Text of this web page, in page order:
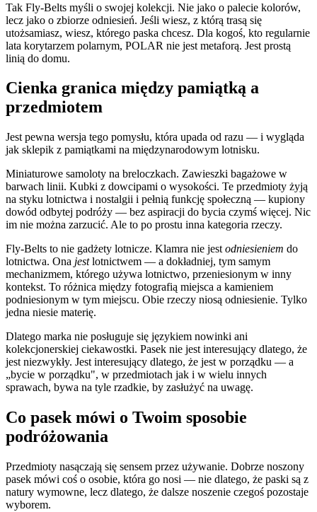
Tak Fly-Belts myśli o swojej kolekcji. Nie jako o palecie kolorów,
lecz jako o zbiorze odniesień. Jeśli wiesz, z którą trasą się
utożsamiasz, wiesz, którego paska chcesz. Dla kogoś, kto regularnie
lata korytarzem polarnym, POLAR nie jest metaforą. Jest prostą
linią do domu.
Cienka granica między pamiątką a
przedmiotem
Jest pewna wersja tego pomysłu, która upada od razu — i wygląda
jak sklepik z pamiątkami na międzynarodowym lotnisku.
Miniaturowe samoloty na breloczkach. Zawieszki bagażowe w
barwach linii. Kubki z dowcipami o wysokości. Te przedmioty żyją
na styku lotnictwa i nostalgii i pełnią funkcję społeczną — kupiony
dowód odbytej podróży — bez aspiracji do bycia czymś więcej. Nic
im nie można zarzucić. Ale to po prostu inna kategoria rzeczy.
Fly-Belts to nie gadżety lotnicze. Klamra nie jest odniesieniem do
lotnictwa. Ona jestlotnictwem — a dokładniej, tym samym
mechanizmem, którego używa lotnictwo, przeniesionym w inny
kontekst. To różnica między fotografią miejsca a kamieniem
podniesionym w tym miejscu. Obie rzeczy niosą odniesienie. Tylko
jedna niesie materię.
Dlatego marka nie posługuje się językiem nowinki ani
kolekcjonerskiej ciekawostki. Pasek nie jest interesujący dlatego, że
jest niezwykły. Jest interesujący dlatego, że jest w porządku — a
„bycie w porządku", w przedmiotach jak i w wielu innych
sprawach, bywa na tyle rzadkie, by zasłużyć na uwagę.
Co pasek mówi o Twoim sposobie
podróżowania
Przedmioty nasączają się sensem przez używanie. Dobrze noszony
pasek mówi coś o osobie, która go nosi — nie dlatego, że paski są z
natury wymowne, lecz dlatego, że dalsze noszenie czegoś pozostaje
wyborem.